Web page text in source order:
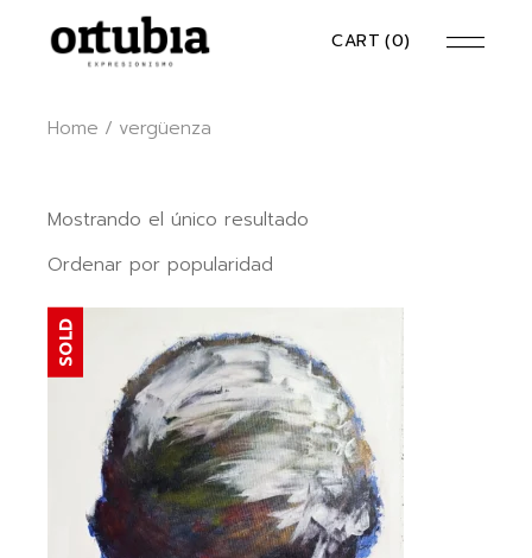
content
CART (0)
Home vergüenza
Mostrando el único resultado
Ordenar por popularidad
SOLD